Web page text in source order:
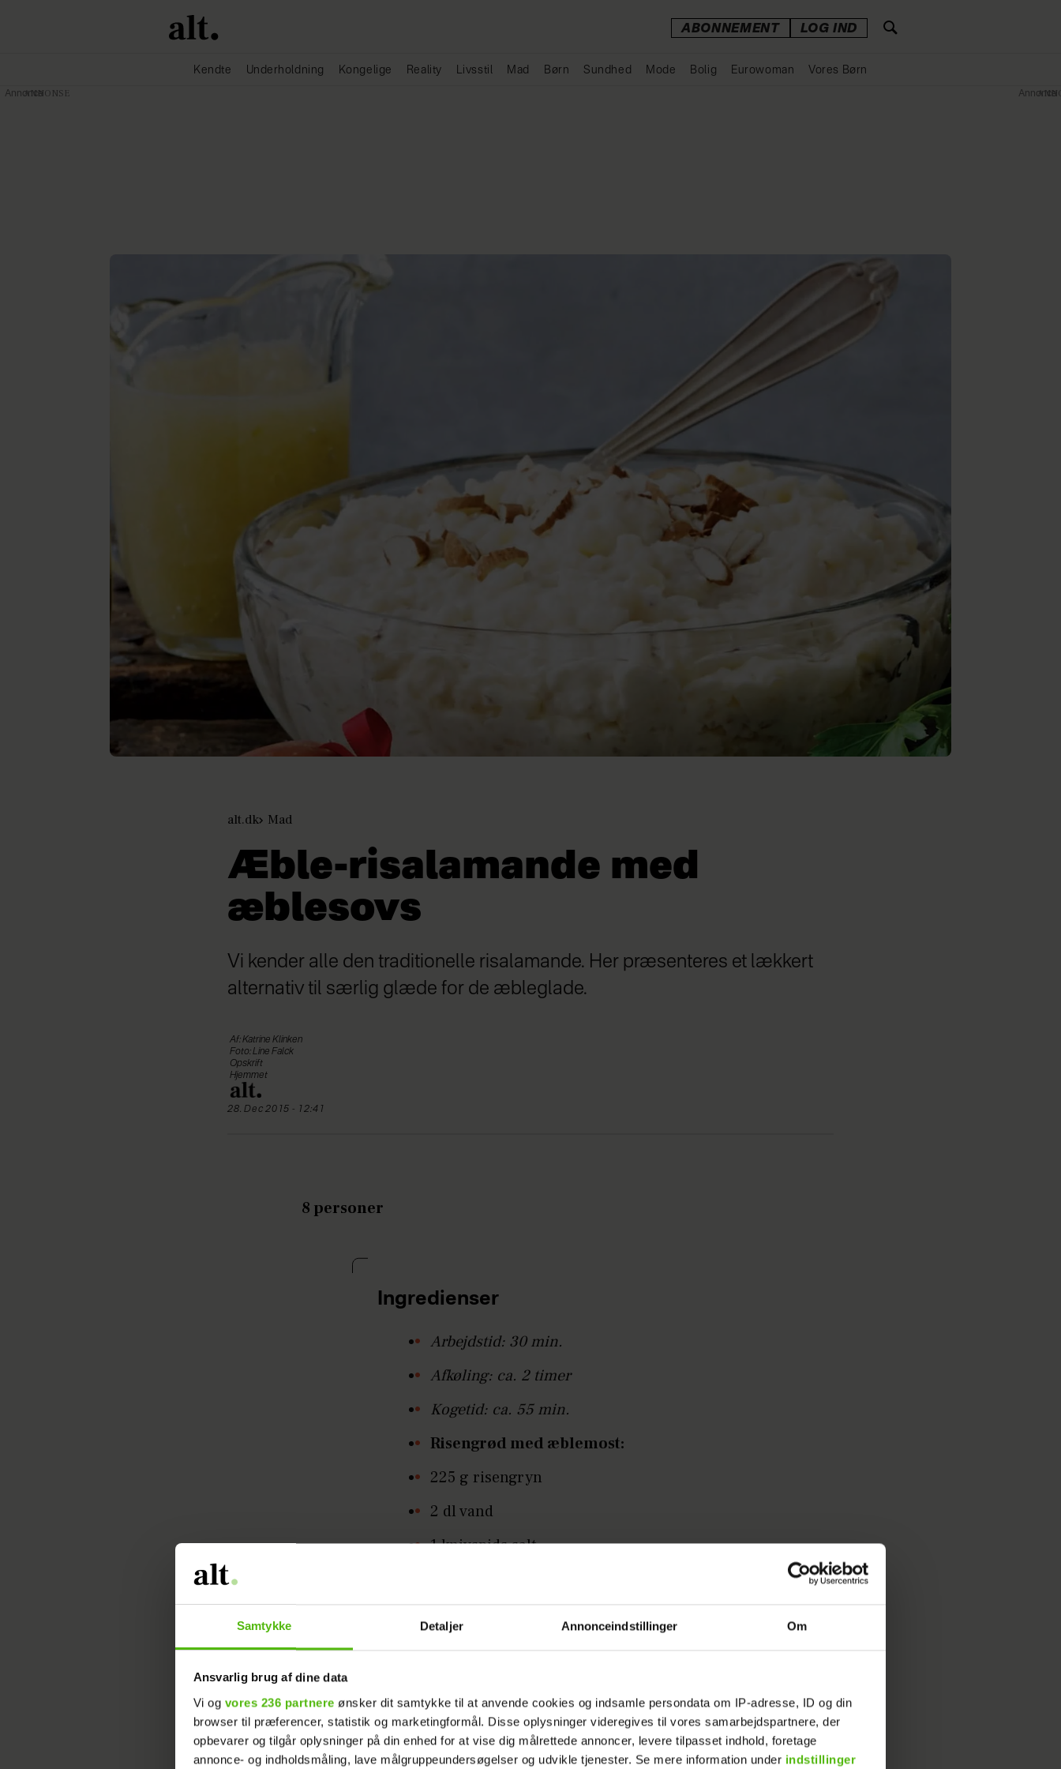
Samtykke Detaljer Annonceindstillinger Om
Ansvarlig brug af dine data
Vi og vores 236 partnere ønsker dit samtykke til at anvende cookies og indsamle persondata om IP-adresse, ID og din
browser til præferencer, statistik og marketingformål. Disse oplysninger videregives til vores samarbejdspartnere, der
opbevarer og tilgår oplysninger på din enhed for at vise dig målrettede annoncer, levere tilpasset indhold, foretage
annonce- og indholdsmåling, lave målgruppeundersøgelser og udvikle tjenester. Se mere information under indstillinger
ABONNEMENT LOG IND
Kendte Underholdning Kongelige Reality Livsstil Mad Børn Sundhed Mode Bolig Eurowoman Vores Børn
alt.dk Mad
Æble-risalamande med
æblesovs
Vi kender alle den traditionelle risalamande. Her præsenteres et lækkert
alternativ til særlig glæde for de æbleglade.
Af: Katrine Klinken
Foto: Line Falck
Opskrift
Hjemmet
28. Dec 2015 - 12:41
8 personer
Ingredienser
Arbejdstid: 30 min.
Afkøling: ca. 2 timer
Kogetid: ca. 55 min.
Risengrød med æblemost:
225 g risengryn
2 dl vand
1 knivspids salt
æblejuice)
et godt drys sukker
750 g æbler (evt. syrlige madæbler)
1 dl vand
Annonce Annonce